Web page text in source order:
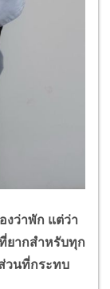
าพัก แต่ว่า
ยากสำหรับทุก
วนที่กระทบ